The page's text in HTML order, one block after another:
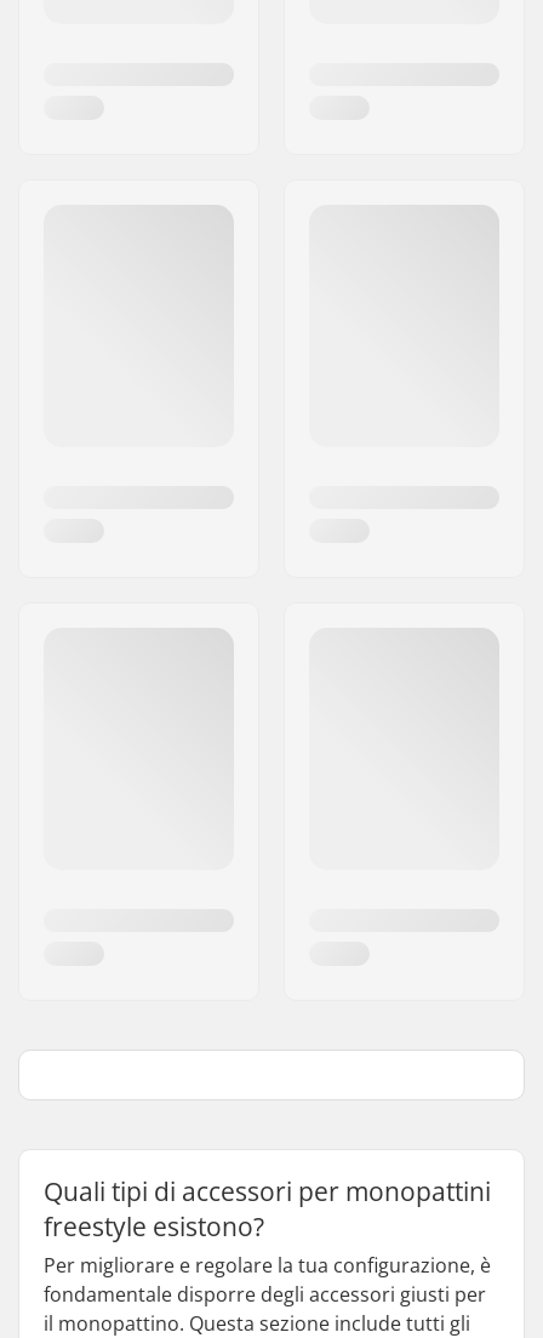
Quali tipi di accessori per monopattini
freestyle esistono?
Per migliorare e regolare la tua configurazione, è
fondamentale disporre degli accessori giusti per
il monopattino. Questa sezione include tutti gli